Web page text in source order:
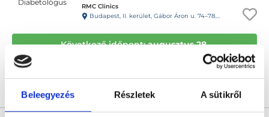
Beleegyezés Részletek A sütikről
RMC Clinics
Budapest, II. kerület, Gábor Áron u. 74–78. III. emelet
Következő időpont:augusztus 28.
Árlista Összes időpont Profil